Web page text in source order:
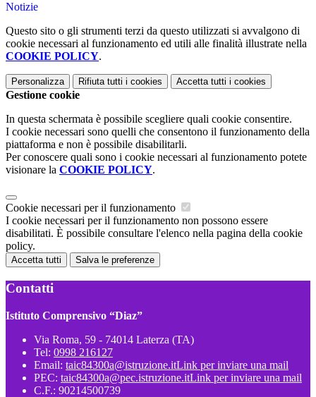
Notizie
Questo sito o gli strumenti terzi da questo utilizzati si avvalgono di
cookie necessari al funzionamento ed utili alle finalità illustrate nella
COOKIE POLICY.
Personalizza Rifiuta tutti i cookies Accetta tutti i cookies
Gestione cookie
In questa schermata è possibile scegliere quali cookie consentire.
I cookie necessari sono quelli che consentono il funzionamento della
piattaforma e non è possibile disabilitarli.
Per conoscere quali sono i cookie necessari al funzionamento potete
visionare la COOKIE POLICY.
Cookie necessari per il funzionamento
I cookie necessari per il funzionamento non possono essere
disabilitati. È possibile consultare l'elenco nella pagina della cookie
policy.
Accetta tutti Salva le preferenze
Contatti
Istituto Comprensivo “Diaz”
Via Roma, 59 - 74014 Laterza (TA)
Tel: 0998 216127
Email: taic84300a@istruzione.itLink per inviare una mail
PEC: taic84300a@pec.istruzione.itLink per inviare una mail
C.F.: 90214500739